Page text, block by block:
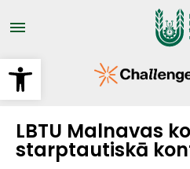
Open toolbar
uz
galveno
LBTU Malnavas
starptautiskā